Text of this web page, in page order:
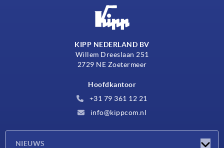
KIPP NEDERLAND BV
Willem Dreeslaan 251
2729 NE Zoetermeer
Hoofdkantoor
+31 79 361 12 21
info@kippcom.nl
NIEUWS